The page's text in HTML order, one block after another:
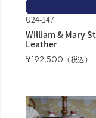
U24-147
William & Mary
Leather
¥192,500 税込